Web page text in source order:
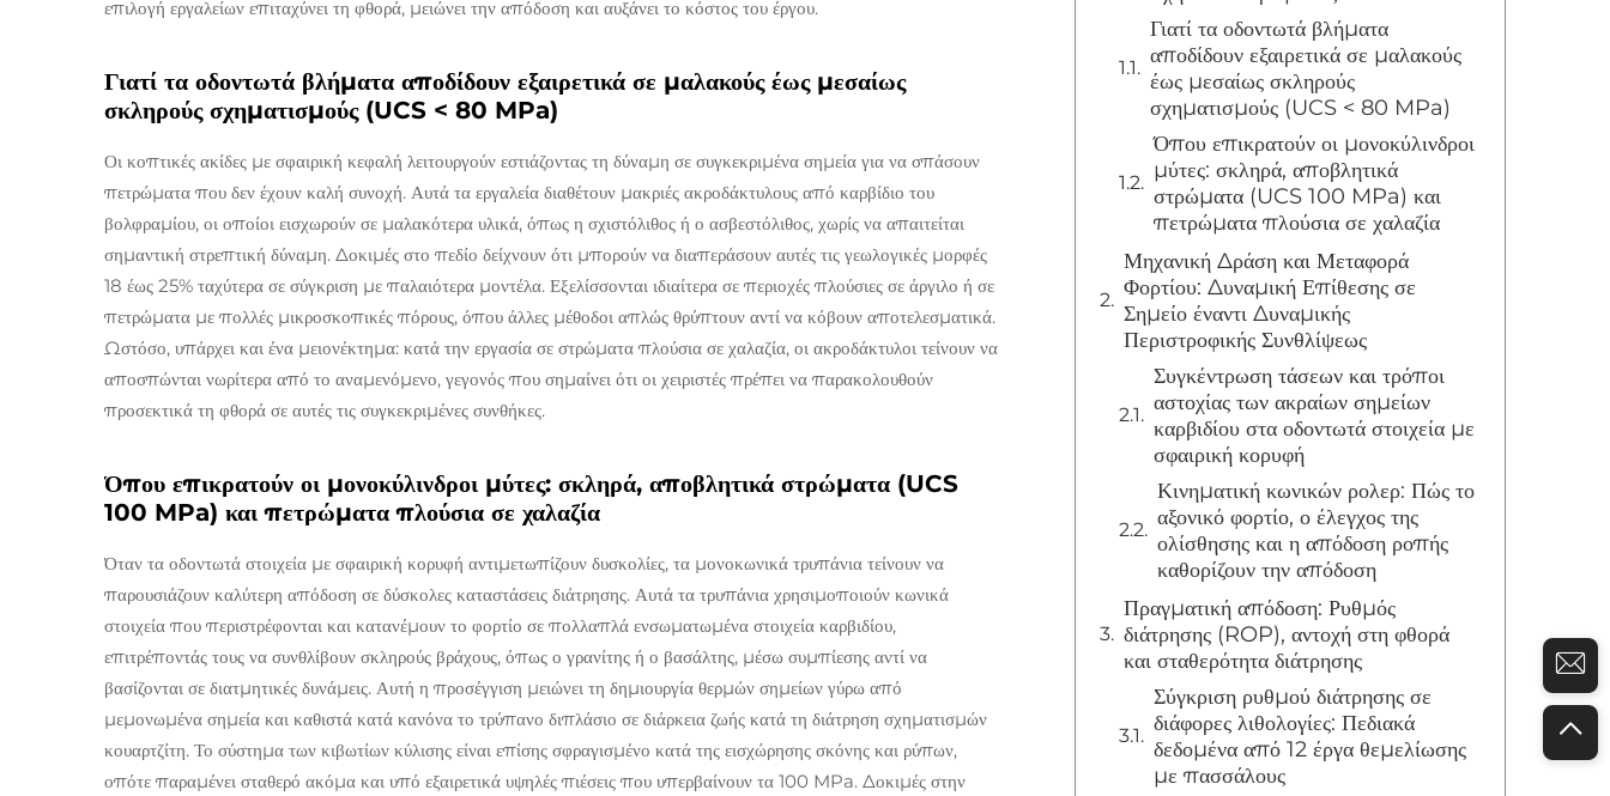
επιλογή εργαλείων επιταχύνει τη φθορά, μειώνει την απόδοση και αυξάνει το κόστος του έργου.
Γιατί τα οδοντωτά βλήματα αποδίδουν εξαιρετικά σε μαλακούς έως μεσαίως
σκληρούς σχηματισμούς (UCS < 80 MPa)
Οι κοπτικές ακίδες με σφαιρική κεφαλή λειτουργούν εστιάζοντας τη δύναμη σε συγκεκριμένα σημεία για να σπάσουν
πετρώματα που δεν έχουν καλή συνοχή. Αυτά τα εργαλεία διαθέτουν μακριές ακροδάκτυλους από καρβίδιο του
βολφραμίου, οι οποίοι εισχωρούν σε μαλακότερα υλικά, όπως η σχιστόλιθος ή ο ασβεστόλιθος, χωρίς να απαιτείται
σημαντική στρεπτική δύναμη. Δοκιμές στο πεδίο δείχνουν ότι μπορούν να διαπεράσουν αυτές τις γεωλογικές μορφές
18 έως 25% ταχύτερα σε σύγκριση με παλαιότερα μοντέλα. Εξελίσσονται ιδιαίτερα σε περιοχές πλούσιες σε άργιλο ή σε
πετρώματα με πολλές μικροσκοπικές πόρους, όπου άλλες μέθοδοι απλώς θρύπτουν αντί να κόβουν αποτελεσματικά.
Ωστόσο, υπάρχει και ένα μειονέκτημα: κατά την εργασία σε στρώματα πλούσια σε χαλαζία, οι ακροδάκτυλοι τείνουν να
αποσπώνται νωρίτερα από το αναμενόμενο, γεγονός που σημαίνει ότι οι χειριστές πρέπει να παρακολουθούν
προσεκτικά τη φθορά σε αυτές τις συγκεκριμένες συνθήκες.
Όπου επικρατούν οι μονοκύλινδροι μύτες: σκληρά, αποβλητικά στρώματα (UCS
100 MPa) και πετρώματα πλούσια σε χαλαζία
Όταν τα οδοντωτά στοιχεία με σφαιρική κορυφή αντιμετωπίζουν δυσκολίες, τα μονοκωνικά τρυπάνια τείνουν να
παρουσιάζουν καλύτερη απόδοση σε δύσκολες καταστάσεις διάτρησης. Αυτά τα τρυπάνια χρησιμοποιούν κωνικά
στοιχεία που περιστρέφονται και κατανέμουν το φορτίο σε πολλαπλά ενσωματωμένα στοιχεία καρβιδίου,
επιτρέποντάς τους να συνθλίβουν σκληρούς βράχους, όπως ο γρανίτης ή ο βασάλτης, μέσω συμπίεσης αντί να
βασίζονται σε διατμητικές δυνάμεις. Αυτή η προσέγγιση μειώνει τη δημιουργία θερμών σημείων γύρω από
μεμονωμένα σημεία και καθιστά κατά κανόνα το τρύπανο διπλάσιο σε διάρκεια ζωής κατά τη διάτρηση σχηματισμών
κουαρτζίτη. Το σύστημα των κιβωτίων κύλισης είναι επίσης σφραγισμένο κατά της εισχώρησης σκόνης και ρύπων,
οπότε παραμένει σταθερό ακόμα και υπό εξαιρετικά υψηλές πιέσεις που υπερβαίνουν τα 100 MPa. Δοκιμές στην
Γιατί τα οδοντωτά βλήματα
αποδίδουν εξαιρετικά σε μαλακούς
έως μεσαίως σκληρούς
σχηματισμούς (UCS < 80 MPa)
Όπου επικρατούν οι μονοκύλινδροι
μύτες: σκληρά, αποβλητικά
στρώματα (UCS 100 MPa) και
πετρώματα πλούσια σε χαλαζία
Μηχανική Δράση και Μεταφορά
Φορτίου: Δυναμική Επίθεσης σε
Σημείο έναντι Δυναμικής
Περιστροφικής Συνθλίψεως
Συγκέντρωση τάσεων και τρόποι
αστοχίας των ακραίων σημείων
καρβιδίου στα οδοντωτά στοιχεία με
σφαιρική κορυφή
Κινηματική κωνικών ρολερ: Πώς το
αξονικό φορτίο, ο έλεγχος της
ολίσθησης και η απόδοση ροπής
καθορίζουν την απόδοση
Πραγματική απόδοση: Ρυθμός
διάτρησης (ROP), αντοχή στη φθορά
και σταθερότητα διάτρησης
Σύγκριση ρυθμού διάτρησης σε
διάφορες λιθολογίες: Πεδιακά
δεδομένα από 12 έργα θεμελίωσης
με πασσάλους